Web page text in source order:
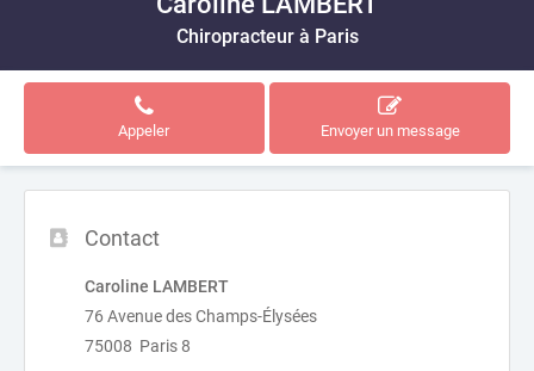
Chiropracteur à Paris
Appeler Envoyer un message
Contact
Caroline LAMBERT
76 Avenue des Champs-Élysées
75008 Paris 8